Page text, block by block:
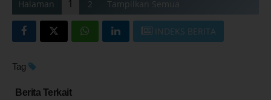
Halaman 1 2 Tampilkan Semua
INDEKS BERITA
Tag
Berita Terkait